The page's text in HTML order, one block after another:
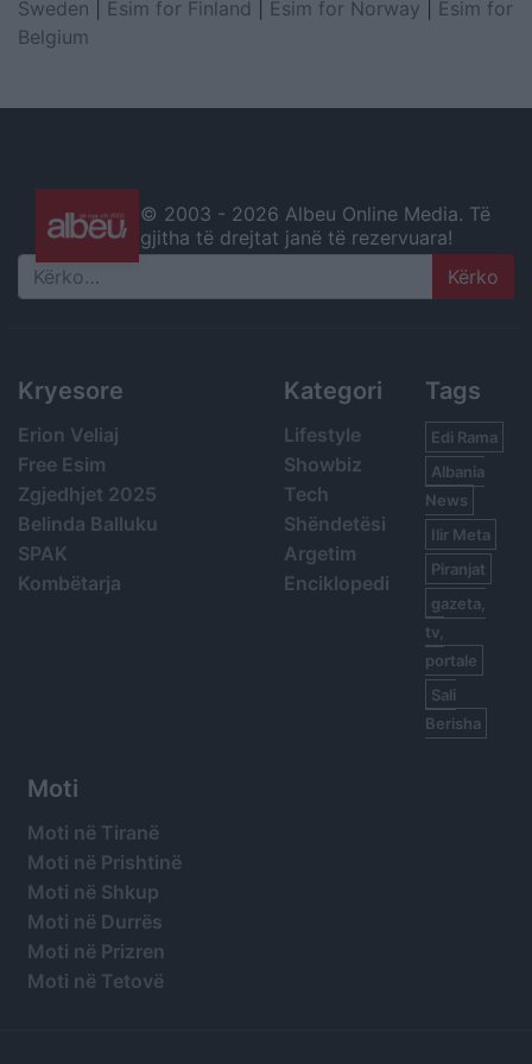
Sweden
Esim for Finland Esim for Norway
Esim for
Belgium
© 2003 - 2026 Albeu Online Media. Të
gjitha të drejtat janë të rezervuara!
Search
Kryesore
Erion Veliaj
Free Esim
Zgjedhjet 2025
Belinda Balluku
SPAK
Kombëtarja
Kategori
Lifestyle
Showbiz
Tech
Shëndetësi
Argetim
Enciklopedi
Tags
Edi Rama
Albania
News
Ilir Meta
Piranjat
gazeta,
tv,
portale
Sali
Berisha
Moti
Moti në Tiranë
Moti në Prishtinë
Moti në Shkup
Moti në Durrës
Moti në Prizren
Moti në Tetovë